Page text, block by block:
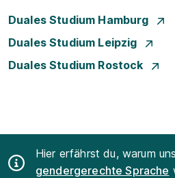
Duales Studium Hamburg
Duales Studium Leipzig
Duales Studium Rostock
Hier erfährst du, warum
gendergerechte Sprache